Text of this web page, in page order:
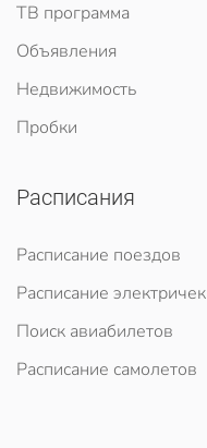
ТВ программа
Объявления
Недвижимость
Пробки
Расписания
Расписание поездов
Расписание электричек
Поиск авиабилетов
Расписание самолетов